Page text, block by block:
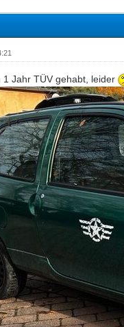
1 Jahr TÜV gehabt, leider